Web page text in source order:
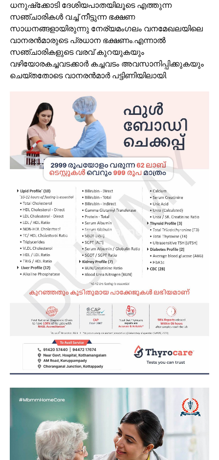
ധനുഷ്‌ക്കോടി ദേശിയപാതയിലൂടെ എത്തുന്ന
സഞ്ചാരികള്‍ വച്ച്‌ നീട്ടുന്ന ഭക്ഷണ
സാധനങ്ങളായിരുന്നു നേര്യമംഗലം വനമേഖലയിലെ
വാനരന്‍മാരുടെ പ്രധാന ഭക്ഷണം.എന്നാല്‍
സഞ്ചാരികളുടെ വരവ് കുറയുകയും
വഴിയോരകച്ചവടക്കാര്‍ കച്ചവടം അവസാനിപ്പിക്കുകയും
ചെയ്തതോടെ വാനരന്‍മാര്‍ പട്ടിണിയിലായി.